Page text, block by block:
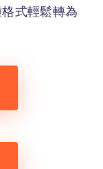
式輕鬆轉為